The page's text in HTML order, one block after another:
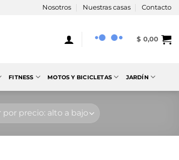
Nosotros Nuestras casas Contacto
$ 0,00
FITNESS MOTOS Y BICICLETAS JARDÍN